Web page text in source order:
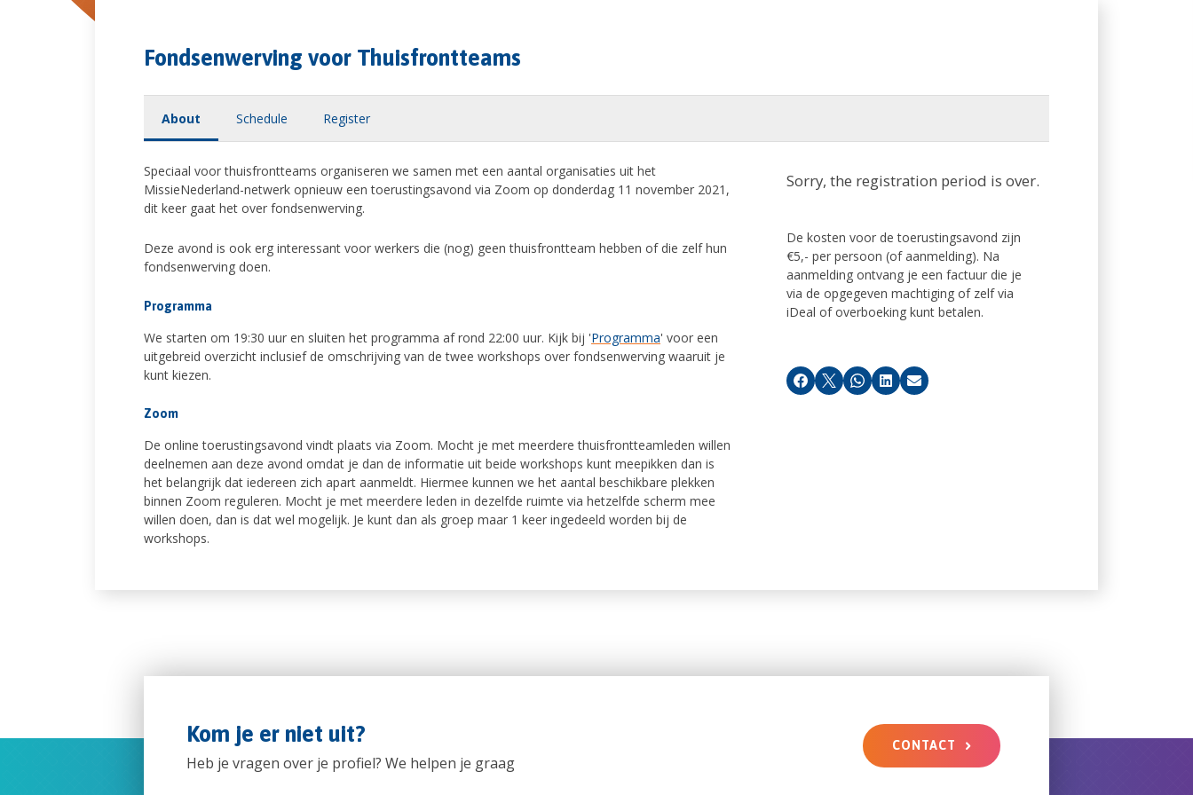
Fondsenwerving voor Thuisfrontteams
About Schedule Register
Speciaal voor thuisfrontteams organiseren we samen met een aantal organisaties uit het
MissieNederland-netwerk opnieuw een toerustingsavond via Zoom op donderdag 11 november 2021,
dit keer gaat het over fondsenwerving.
Deze avond is ook erg interessant voor werkers die (nog) geen thuisfrontteam hebben of die zelf hun
fondsenwerving doen.
Programma
We starten om 19:30 uur en sluiten het programma af rond 22:00 uur. Kijk bij 'Programma' voor een
uitgebreid overzicht inclusief de omschrijving van de twee workshops over fondsenwerving waaruit je
kunt kiezen.
Zoom
De online toerustingsavond vindt plaats via Zoom. Mocht je met meerdere thuisfrontteamleden willen
deelnemen aan deze avond omdat je dan de informatie uit beide workshops kunt meepikken dan is
het belangrijk dat iedereen zich apart aanmeldt. Hiermee kunnen we het aantal beschikbare plekken
binnen Zoom reguleren. Mocht je met meerdere leden in dezelfde ruimte via hetzelfde scherm mee
willen doen, dan is dat wel mogelijk. Je kunt dan als groep maar 1 keer ingedeeld worden bij de
workshops.
Sorry, the registration period is over.
De kosten voor de toerustingsavond zijn
€5,- per persoon (of aanmelding). Na
aanmelding ontvang je een factuur die je
via de opgegeven machtiging of zelf via
iDeal of overboeking kunt betalen.
Facebook
X Whatsapp
LinkedIn
Email
Kom je er niet uit?
Heb je vragen over je profiel? We helpen je graag
CONTACT